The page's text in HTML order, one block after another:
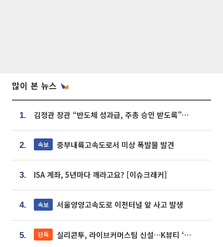
많이 본 뉴스
1. 김정관 장관 “반도체 성과급, 주총 승인 받도록”…상법·자본시장법 개정 시사
2. 속보 중부내륙고속도로서 미상 폭발물 발견
3. ISA 계좌, 5년마다 깨라고요? [이슈크래커]
4. 속보 서울양양고속도로 이천터널 앞 사고 발생
5. 단독 실리콘투, 라이브커머스팀 신설…K뷰티 ‘글로벌 판매망’ 확대[K뷰티 라방戰]